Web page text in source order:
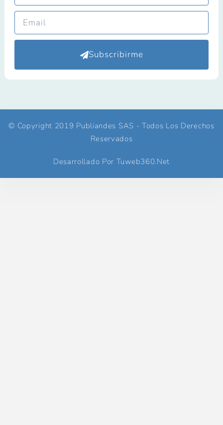
Subscribirme
© Copyright 2019 Publiandes SAS - Todos Los Derechos
Reservados
Desarrollado Por Tuweb360.net